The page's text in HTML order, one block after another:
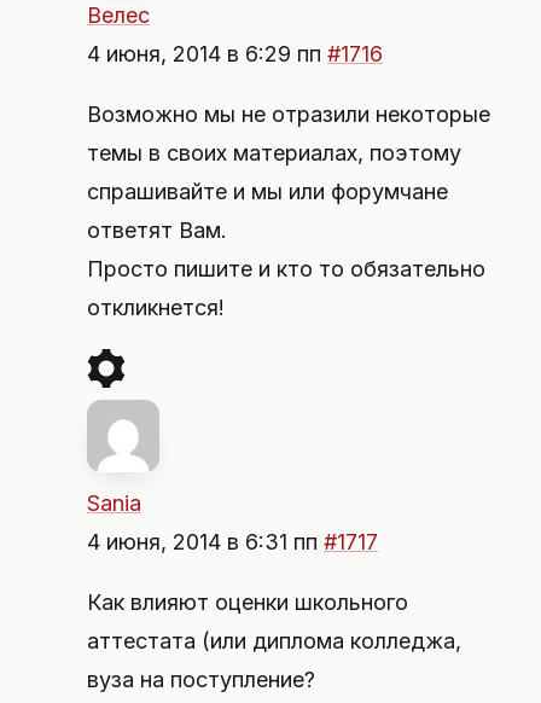
Велес
4 июня, 2014 в 6:29 пп #1716
Возможно мы не отразили некоторые
темы в своих материалах, поэтому
спрашивайте и мы или форумчане
ответят Вам.
Просто пишите и кто то обязательно
откликнется!
Sania
4 июня, 2014 в 6:31 пп #1717
Как влияют оценки школьного
аттестата (или диплома колледжа,
вуза на поступление?